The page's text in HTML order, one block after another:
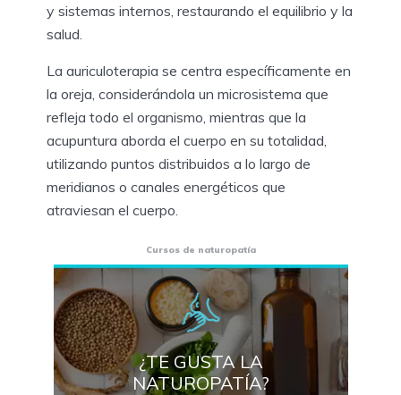
y sistemas internos, restaurando el equilibrio y la
salud.
La auriculoterapia se centra específicamente en
la oreja, considerándola un microsistema que
refleja todo el organismo, mientras que la
acupuntura aborda el cuerpo en su totalidad,
utilizando puntos distribuidos a lo largo de
meridianos o canales energéticos que
atraviesan el cuerpo.
Cursos de naturopatía
¿TE GUSTA LA
NATUROPATÍA?